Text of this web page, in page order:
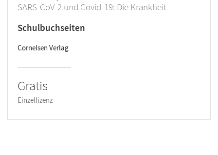
SARS-CoV-2 und Covid-19: Die Krankheit
Schulbuchseiten
Cornelsen Verlag
Gratis
Einzellizenz